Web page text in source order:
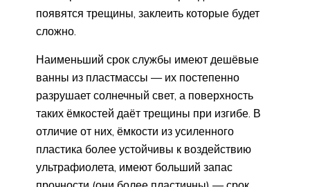
появятся трещины, заклеить которые будет
сложно.
Наименьший срок службы имеют дешёвые
ванны из пластмассы — их постепенно
разрушает солнечный свет, а поверхность
таких ёмкостей даёт трещины при изгибе. В
отличие от них, ёмкости из усиленного
пластика более устойчивы к воздействию
ультрафиолета, имеют больший запас